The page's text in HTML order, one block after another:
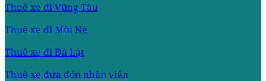
Thuê xe đi Vũng Tàu
Thuê xe đi Mũi Né
Thuê xe đi Đà Lạt
Thuê xe đưa đón nhân viên